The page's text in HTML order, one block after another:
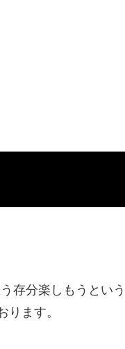
存分楽しもうという
ます。